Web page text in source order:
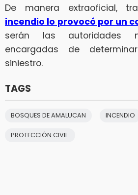
De manera extraoficial,
incendio lo provocó por un
serán las autoridades
encargadas de
siniestro.
TAGS
BOSQUES DE AMALUCAN INCENDIO
PROTECCIÓN CIVIL.